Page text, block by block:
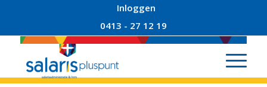
Inloggen
0413 - 27 12 19